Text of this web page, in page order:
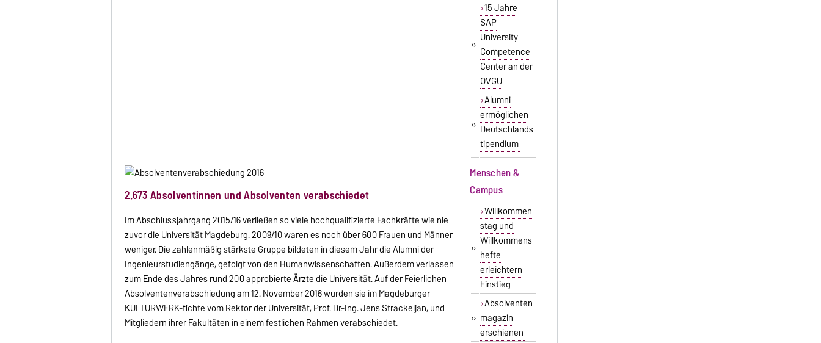
2.673 Absolventinnen und Absolventen verabschiedet
Im Abschlussjahrgang 2015/16 verließen so viele hochqualifizierte Fachkräfte wie nie
zuvor die Universität Magdeburg. 2009/10 waren es noch über 600 Frauen und Männer
weniger. Die zahlenmäßig stärkste Gruppe bildeten in diesem Jahr die Alumni der
Ingenieurstudiengänge, gefolgt von den Humanwissenschaften. Außerdem verlassen
zum Ende des Jahres rund 200 approbierte Ärzte die Universität. Auf der Feierlichen
Absolventenverabschiedung am 12. November 2016 wurden sie im Magdeburger
KULTURWERK-fichte vom Rektor der Universität, Prof. Dr.-Ing. Jens Strackeljan, und
Mitgliedern ihrer Fakultäten in einem festlichen Rahmen verabschiedet.
»
15 Jahre
SAP
University
Competence
Center an der
OVGU
»
Alumni
ermöglichen
Deutschlands
tipendium
Menschen &
Campus
»
Willkommen
stag und
Willkommens
hefte
erleichtern
Einstieg
»
Absolventen
magazin
erschienen